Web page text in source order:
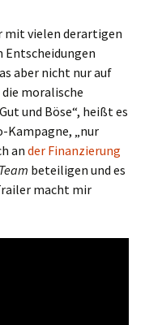
mit vielen derartigen
aber nicht nur auf
moralische
und Böse“, heißt es
Kampagne, „nur
an der Finanzierung
beteiligen und es
macht mir